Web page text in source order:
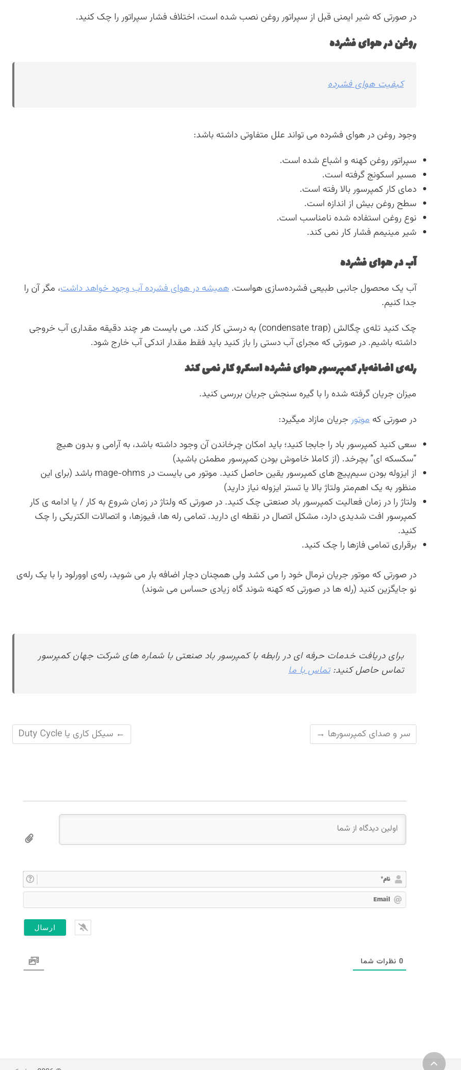
در صورتی که شیر ایمنی قبل از سپراتور روغن نصب شده است، اختلاف فشار سپراتور را چک کنید.
روغن در هوای فشرده
کیفیت هوای فشرده
وجود روغن در هوای فشرده می تواند علل متفاوتی داشته باشد:
سپراتور روغن کهنه و اشباع شده است.
مسیر اسکونج گرفته است.
دمای کار کمپرسور بالا رفته است.
سطح روغن بیش از اندازه است.
نوع روغن استفاده شده نامناسب است.
شیر مینیمم فشار کار نمی کند.
آب در هوای فشرده
آب یک محصول جانبی طبیعی فشرده‌سازی هواست. همیشه در هوای فشرده آب وجود خواهد داشت، مگر آن را
جدا کنیم.
چک کنید تله‌ی چگالش (condensate trap) به درستی کار کند. می بایست هر چند دقیقه مقداری آب خروجی
داشته باشیم. در صورتی که مجرای آب دستی را باز کنید باید فقط مقدار اندکی آب خارج شود.
رله‌ی اضافه‌بار کمپرسور هوای فشرده اسکرو کار نمی کند
میزان جریان گرفته شده را با گیره سنجش جریان بررسی کنید.
در صورتی که موتورجریان مازاد میگیرد:
سعی کنید کمپرسور باد را جابجا کنید؛ باید امکان چرخاندن آن وجود داشته باشد، به آرامی و بدون هیچ
“سکسکه ای” بچرخد. (‌از کاملا خاموش بودن کمپرسور مطمئن باشید)
از ایزوله بودن سیم‌پیچ های کمپرسور یقین حاصل کنید. موتور می بایست در mage-ohms باشد (برای این
منظور به یک اهم‌متر ولتاژ بالا یا تستر ایزوله نیاز دارید)
ولتاژ را در زمان فعالیت کمپرسور باد صنعتی چک کنید. در صورتی که ولتاژ در زمان شروع به کار / یا ادامه ی کار
کمپرسور افت شدیدی دارد، مشکل اتصال در نقطه ای دارید. تمامی رله ها، فیوزها، و اتصالات الکتریکی را چک
کنید.
برقراری تمامی فازها را چک کنید.
در صورتی که موتور جریان نرمال خود را می کشد ولی همچنان دچار اضافه بار می شوید، رله‌ی اوورلود را با یک رله‌ی
نو جایگزین کنید (رله ها در صورتی که کهنه شوند گاه زیادی حساس می شوند)
برای دریافت خدمات حرفه ای در رابطه با کمپرسور باد صنعتی با شماره های شرکت جهان کمپرسور
تماس حاصل کنید:تماس با ما
← سیکل کاری یا Duty Cycle سر و صدای کمپرسورها →
ا
م
0 نظرات شما